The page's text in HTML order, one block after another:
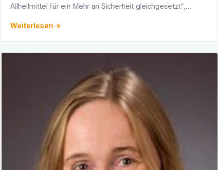
Allheilmittel für ein Mehr an Sicherheit gleichgesetzt“,
Weiterlesen →